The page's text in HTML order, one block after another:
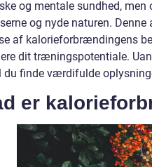
og mentale sundhed,
og nyde naturen.
af kalorieforbrændingens
dit træningspotentiale.
du finde værdifulde
er